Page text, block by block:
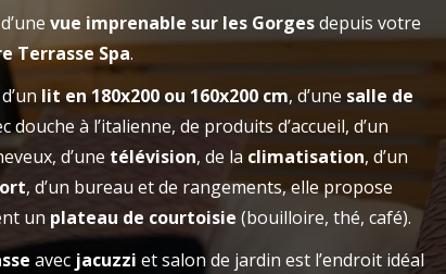
HÔTEL
le nombre de personnes
disponibles.
téléphone, par mail ou
pour organiser votre
vue imprenable sur les Gorgesdepuis votre
Terrasse Spa.
lit en 180x200 ou 160x200 cm, d’une salle de
douche à l’italienne, de produits d’accueil, d’un
d’une télévision, de la climatisation, d’un
, d’un bureau et de rangements, elle propose
un plateau de courtoisie (bouilloire, thé, café).
avec jacuzziet salon de jardin est l’endroit idéal